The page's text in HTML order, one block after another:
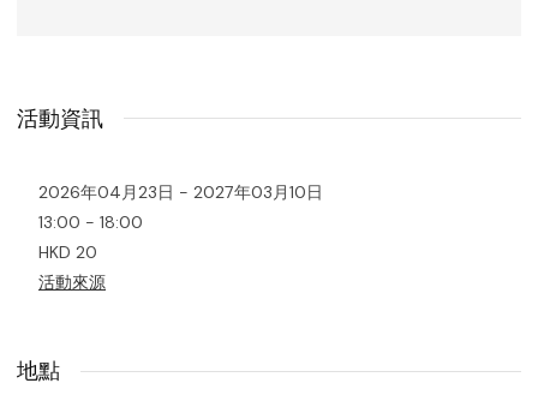
活動資訊
2026年04月23日 - 2027年03月10日
13:00 - 18:00
HKD 20
活動來源
地點